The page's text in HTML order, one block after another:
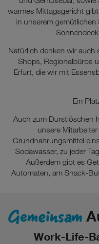
warmes Mittagsgericht
in unserem gemütlichen
Natürlich denken wir auch
Shops, Regionalbüros
Erfurt, die wir mit
Ein
Auch zum Durstlöschen
unsere
Grundnahrungsmittel
Sodawasser, zu jeder
Außerdem gibt es
Automaten, am Snack-
Gemeinsam
Work-Life-